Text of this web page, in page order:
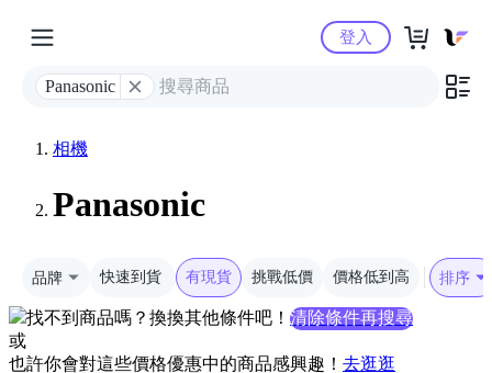
Yahoo購物中心
Panasonic
登入
相機
Panasonic
品牌 快速到貨 有現貨 挑戰低價 價格低到高 排序
找不到商品嗎？換換其他條件吧！ 清除條件再搜尋
或
也許你會對這些價格優惠中的商品感興趣！ 去逛逛